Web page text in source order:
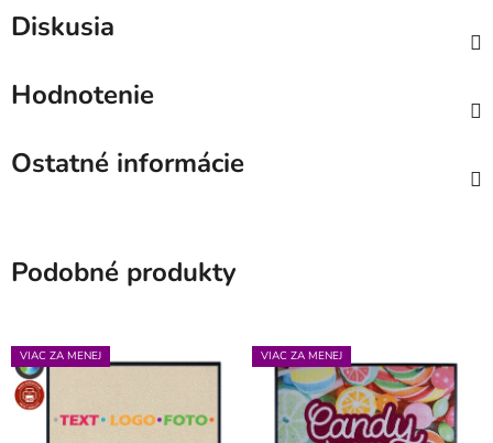
Diskusia
Hodnotenie
Ostatné informácie
Podobné produkty
VIAC ZA MENEJ VIAC ZA MENEJ